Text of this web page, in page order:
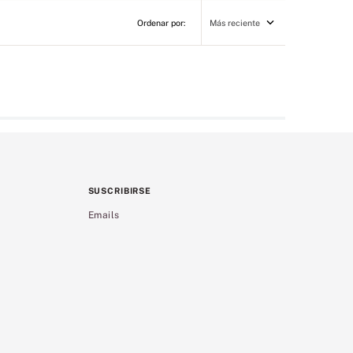
Más reciente
SUSCRIBIRSE
Emails